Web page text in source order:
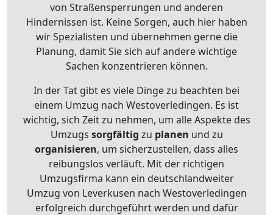
von Straßensperrungen und anderen
Hindernissen ist. Keine Sorgen, auch hier haben
wir Spezialisten und übernehmen gerne die
Planung, damit Sie sich auf andere wichtige
Sachen konzentrieren können.
In der Tat gibt es viele Dinge zu beachten bei
einem Umzug nach Westoverledingen. Es ist
wichtig, sich Zeit zu nehmen, um alle Aspekte des
Umzugs sorgfältig zu planen und zu
organisieren, um sicherzustellen, dass alles
reibungslos verläuft. Mit der richtigen
Umzugsfirma kann ein deutschlandweiter
Umzug von Leverkusen nach Westoverledingen
erfolgreich durchgeführt werden und dafür